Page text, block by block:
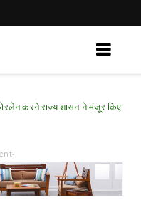
राज्य शासन ने मंजूर किए अतिरिक्त